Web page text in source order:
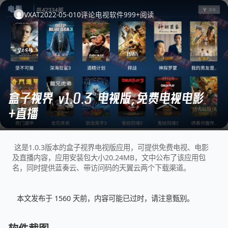
VXAT2022-05-010评论电视软件999+阅读
盒子视界 v1.0.3 电视版，免费电视电影
+直播
这是1.0.3版本的盒子视界电视版应用，可提供免费电视、电影
及直播内容，应用安装包大小20.24MB，文中公布了该应用包
名，同时提供蓝奏云、带访问码的天翼云两个下载渠道。
本文发布于 1560 天前，内容可能已过时，请注意甄别。